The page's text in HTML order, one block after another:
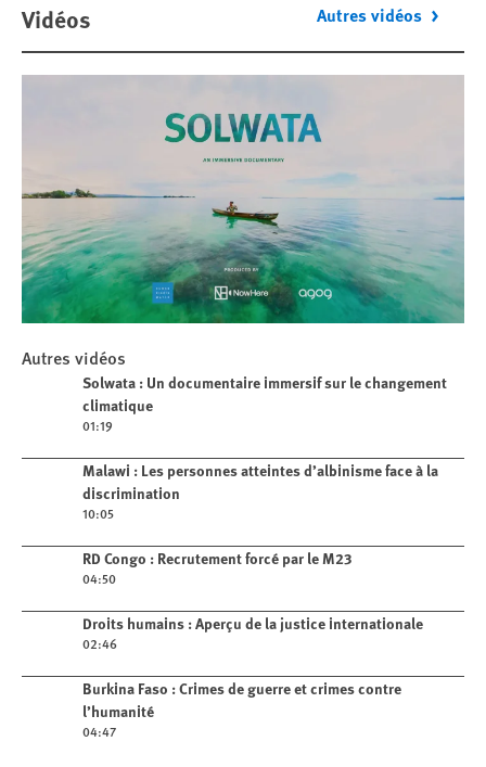
Vidéos Autres vidéos
Play
Solwata : Un documentaire immersif
sur le changement climatique
Autres vidéos
Play videoSolwata : Un documentaire immersif sur le changement
climatique
01:19
Play videoMalawi : Les personnes atteintes d’albinisme face à la
discrimination
10:05
Play videoRD Congo : Recrutement forcé par le M23
04:50
Play videoDroits humains : Aperçu de la justice internationale
02:46
Play videoBurkina Faso : Crimes de guerre et crimes contre
l’humanité
04:47